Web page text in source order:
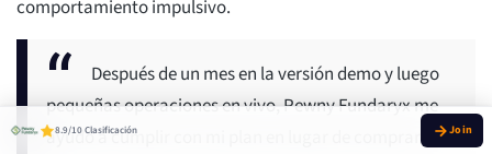
comportamiento impulsivo.
Después de un mes en la versión demo y luego
pequeñas operaciones en vivo, Pewny Fundaryx me
ayudó a cumplir con mi plan en lugar de comprar en
8.9/10 Clasificación